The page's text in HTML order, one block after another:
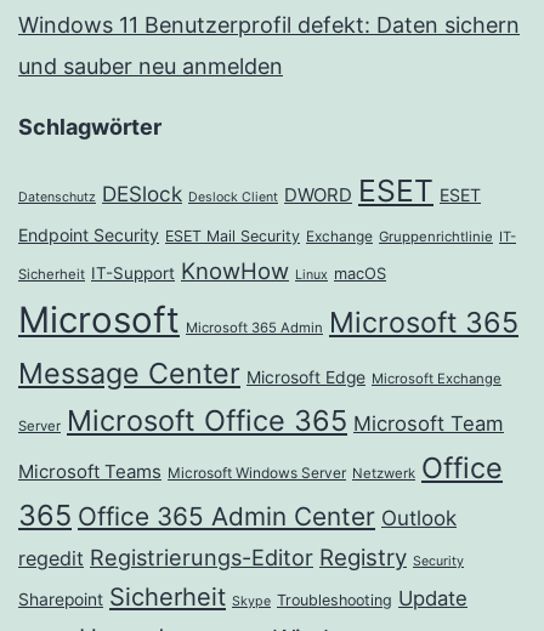
Windows 11 Benutzerprofil defekt: Daten sichern
und sauber neu anmelden
Schlagwörter
Datenschutz DESlock Deslock Client DWORD ESET ESET
Endpoint Security ESET Mail Security Exchange Gruppenrichtlinie IT-
Sicherheit IT-Support KnowHow Linux macOS
Microsoft Microsoft 365 Admin Microsoft 365
Message Center Microsoft Edge Microsoft Exchange
Server Microsoft Office 365 Microsoft Team
Microsoft Teams Microsoft Windows Server Netzwerk Office
365 Office 365 Admin Center Outlook
regedit Registrierungs-Editor Registry Security
Sharepoint Sicherheit Skype Troubleshooting Update